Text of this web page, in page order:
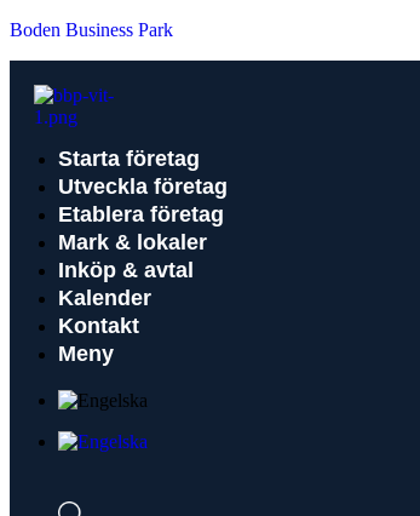
Boden Business Park
Starta företag
Utveckla företag
Etablera företag
Mark & lokaler
Inköp & avtal
Kalender
Kontakt
Meny